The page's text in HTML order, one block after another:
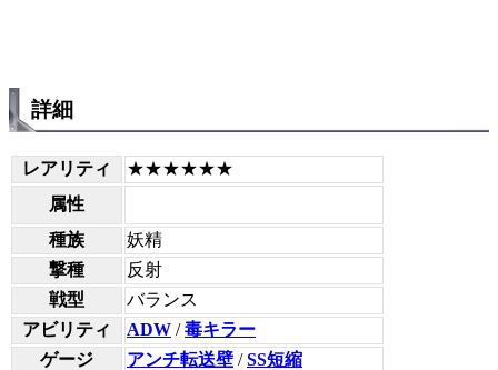
詳細
レアリティ
★★★★★★
属性
種族
妖精
撃種
反射
戦型
バランス
アビリティ
ADW /毒キラー
ゲージ
アンチ転送壁 /SS短縮